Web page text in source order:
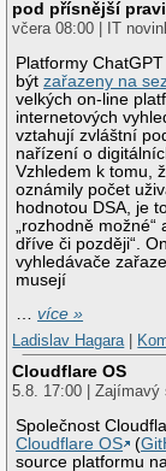
pod přísnější
včera 08:00 | IT
Platformy
býtzařazeny na
velkých on-line
internetových
vztahují zvláštní
nařízení o
Vzhledem k tomu,
oznámily počet
hodnotou DSA, je
„rozhodně
dříve či později“.
vyhledávače
musejí
…více »
Ladislav Hagara
Cloudflare OS
5.8. 17:00 | Zajímavý
Společnost
Cloudflare OS
(
source platformu